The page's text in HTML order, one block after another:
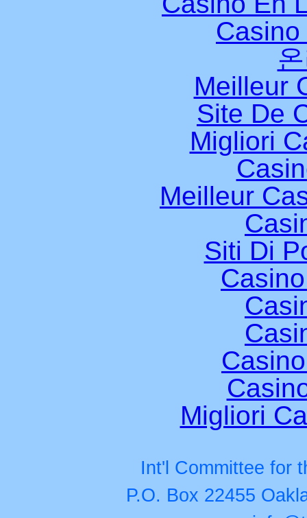
Meilleur
Site De
Migliori
Meilleur
Siti Di
Migliori
Int'l Committee for
P.O. Box 22455